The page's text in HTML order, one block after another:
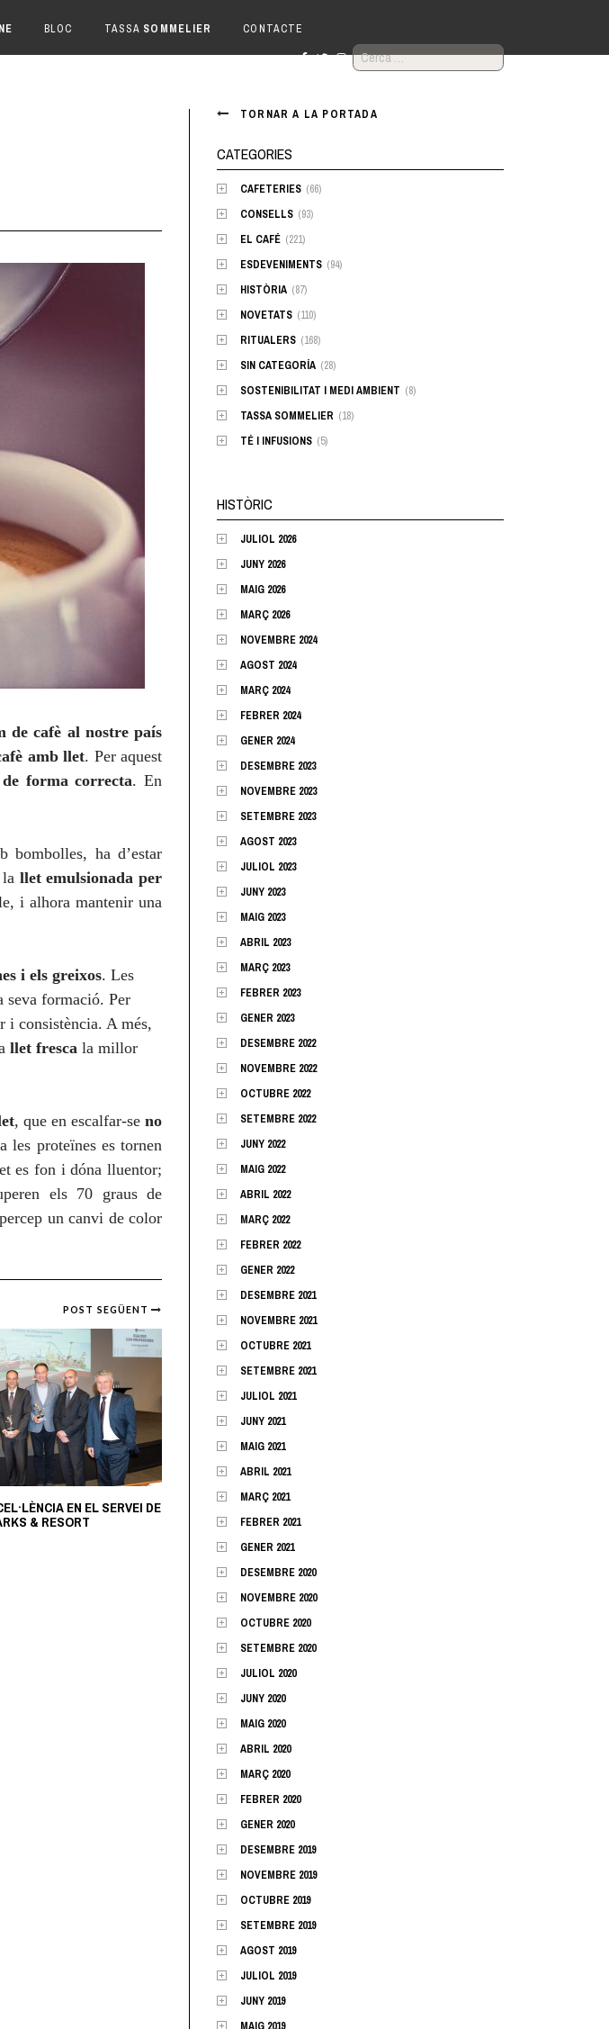
BLOC TASSA SOMMELIER CONTACTE
CERCA:
de cafè al nostre país
amb llet. Per aquest
forma correcta. En
ha d’estar
llet emulsionada per
i alhora mantenir una
i els greixos. Les
seva formació. Per
i consistència. A més,
llet fresca la millor
, que en escalfar-seno
les proteïnes es tornen
es fon i dóna lluentor;
els 70 graus de
un canvi de color
POST SEGÜENT
EN EL SERVEI DE
& RESORT
TORNAR A LA PORTADA
CATEGORIES
CAFETERIES (66)
CONSELLS (93)
EL CAFÉ (221)
ESDEVENIMENTS (94)
HISTÒRIA (87)
NOVETATS (110)
RITUALERS (168)
SIN CATEGORÍA (28)
SOSTENIBILITAT I MEDI AMBIENT (8)
TASSA SOMMELIER (18)
TÉ I INFUSIONS (5)
HISTÒRIC
JULIOL 2026
JUNY 2026
MAIG 2026
MARÇ 2026
NOVEMBRE 2024
AGOST 2024
MARÇ 2024
FEBRER 2024
GENER 2024
DESEMBRE 2023
NOVEMBRE 2023
SETEMBRE 2023
AGOST 2023
JULIOL 2023
JUNY 2023
MAIG 2023
ABRIL 2023
MARÇ 2023
FEBRER 2023
GENER 2023
DESEMBRE 2022
NOVEMBRE 2022
OCTUBRE 2022
SETEMBRE 2022
JUNY 2022
MAIG 2022
ABRIL 2022
MARÇ 2022
FEBRER 2022
GENER 2022
DESEMBRE 2021
NOVEMBRE 2021
OCTUBRE 2021
SETEMBRE 2021
JULIOL 2021
JUNY 2021
MAIG 2021
ABRIL 2021
MARÇ 2021
FEBRER 2021
GENER 2021
DESEMBRE 2020
NOVEMBRE 2020
OCTUBRE 2020
SETEMBRE 2020
JULIOL 2020
JUNY 2020
MAIG 2020
ABRIL 2020
MARÇ 2020
FEBRER 2020
GENER 2020
DESEMBRE 2019
NOVEMBRE 2019
OCTUBRE 2019
SETEMBRE 2019
AGOST 2019
JULIOL 2019
JUNY 2019